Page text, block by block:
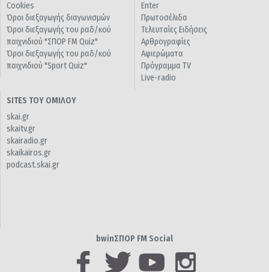
Cookies
Όροι διεξαγωγής διαγωνισμών
Όροι διεξαγωγής του ραδ/κού
παιχνιδιού "ΣΠΟΡ FM Quiz"
Όροι διεξαγωγής του ραδ/κού
παιχνιδιού "Sport Quiz"
Enter
Πρωτοσέλιδα
Τελευταίες Ειδήσεις
Αρθρογραφίες
Αφιερώματα
Πρόγραμμα TV
Live-radio
SITES ΤΟΥ ΟΜΙΛΟΥ
skai.gr
skaitv.gr
skairadio.gr
skaikairos.gr
podcast.skai.gr
bwinΣΠΟΡ FM Social